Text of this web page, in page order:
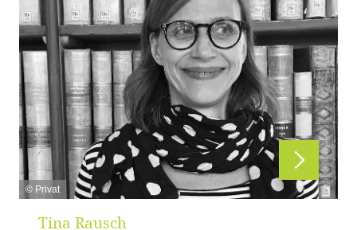
© Privat
Tina Rausch